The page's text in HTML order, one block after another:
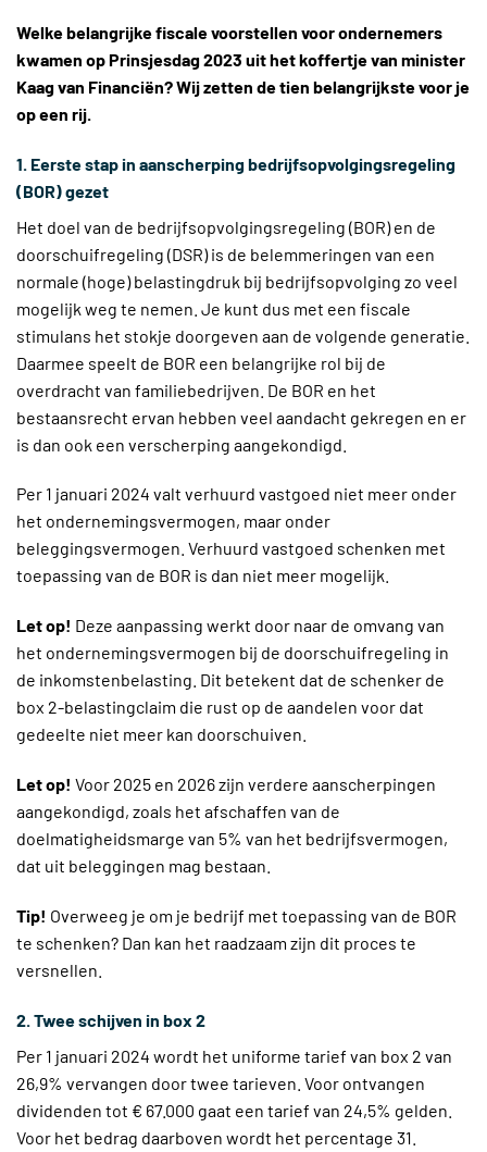
Welke belangrijke fiscale voorstellen voor ondernemers
kwamen op Prinsjesdag 2023 uit het koffertje van minister
Kaag van Financiën? Wij zetten de tien belangrijkste voor je
op een rij.
1. Eerste stap in aanscherping bedrijfsopvolgingsregeling
(BOR) gezet
Het doel van de bedrijfsopvolgingsregeling (BOR) en de
doorschuifregeling (DSR) is de belemmeringen van een
normale (hoge) belastingdruk bij bedrijfsopvolging zo veel
mogelijk weg te nemen. Je kunt dus met een fiscale
stimulans het stokje doorgeven aan de volgende generatie.
Daarmee speelt de BOR een belangrijke rol bij de
overdracht van familiebedrijven. De BOR en het
bestaansrecht ervan hebben veel aandacht gekregen en er
is dan ook een verscherping aangekondigd.
Per 1 januari 2024 valt verhuurd vastgoed niet meer onder
het ondernemingsvermogen, maar onder
beleggingsvermogen. Verhuurd vastgoed schenken met
toepassing van de BOR is dan niet meer mogelijk.
Let op! Deze aanpassing werkt door naar de omvang van
het ondernemingsvermogen bij de doorschuifregeling in
de inkomstenbelasting. Dit betekent dat de schenker de
box 2-belastingclaim die rust op de aandelen voor dat
gedeelte niet meer kan doorschuiven.
Let op! Voor 2025 en 2026 zijn verdere aanscherpingen
aangekondigd, zoals het afschaffen van de
doelmatigheidsmarge van 5% van het bedrijfsvermogen,
dat uit beleggingen mag bestaan.
Tip! Overweeg je om je bedrijf met toepassing van de BOR
te schenken? Dan kan het raadzaam zijn dit proces te
versnellen.
2. Twee schijven in box 2
Per 1 januari 2024 wordt het uniforme tarief van box 2 van
26,9% vervangen door twee tarieven. Voor ontvangen
dividenden tot € 67.000 gaat een tarief van 24,5% gelden.
Voor het bedrag daarboven wordt het percentage 31.